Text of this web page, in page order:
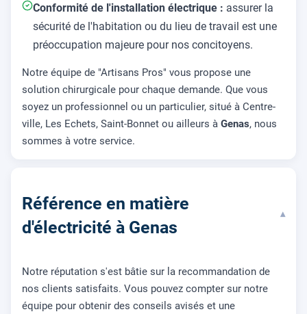
Conformité de l'installation électrique : assurer la
sécurité de l'habitation ou du lieu de travail est une
préoccupation majeure pour nos concitoyens.
Notre équipe de "Artisans Pros" vous propose une
solution chirurgicale pour chaque demande. Que vous
soyez un professionnel ou un particulier, situé à Centre-
ville, Les Echets, Saint-Bonnet ou ailleurs à Genas, nous
sommes à votre service.
Référence en matière
d'électricité à Genas
▾
Notre réputation s'est bâtie sur la recommandation de
nos clients satisfaits. Vous pouvez compter sur notre
équipe pour obtenir des conseils avisés et une